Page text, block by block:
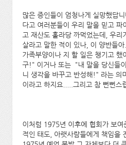
많은 증인들이 엄청나게 실망했답
다고 여러분들이 우리 말을 믿고 파
고 재산도 홀라당 까먹었는데, 우리
살라고 말한 적이 있나, 이 양반들
가족부양이나 지 할 일은 챙기고
구!" 이거나 또는 "내 말을 당신들
니 생각을 바꾸고 반성해!" 라는 의
이라고 하지요.....그리고 참 뻔뻔스
이처럼 1975년 이후에 협회가 보여
적인 태도, 아랫사람들에게 책임을